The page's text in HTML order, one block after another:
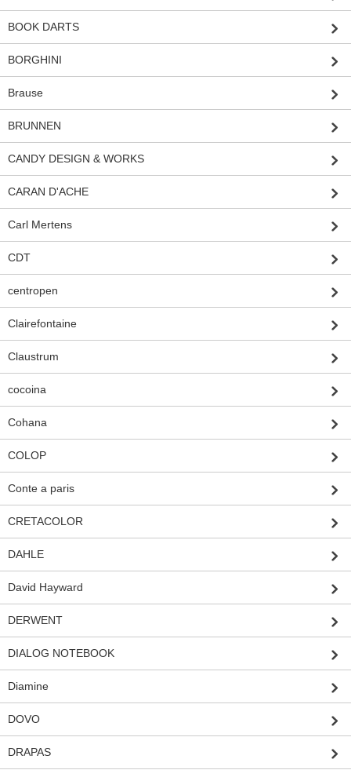
BOOK DARTS
BORGHINI
Brause
BRUNNEN
CANDY DESIGN & WORKS
CARAN D'ACHE
Carl Mertens
CDT
centropen
Clairefontaine
Claustrum
cocoina
Cohana
COLOP
Conte a paris
CRETACOLOR
DAHLE
David Hayward
DERWENT
DIALOG NOTEBOOK
Diamine
DOVO
DRAPAS